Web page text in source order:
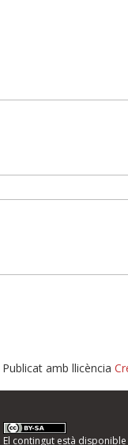
Publicat amb llicència
El contingut està